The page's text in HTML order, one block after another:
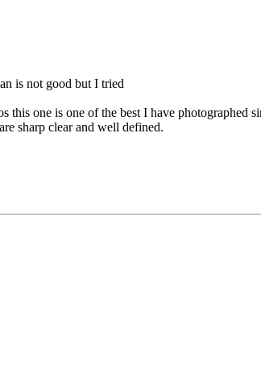
is not good but I tried
this one is one of the best I have
sharp clear and well defined.